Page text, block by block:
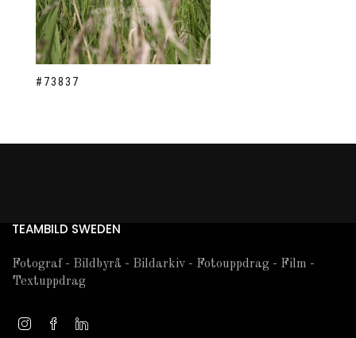
#73837
TEAMBILD SWEDEN
Fotograf - Bildbyrå - Bildarkiv - Fotouppdrag - Film -
Textuppdrag